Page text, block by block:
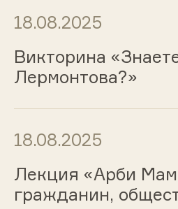
18.08.2025
Викторина
Лермонтова?»
18.08.2025
Лекция «Арби
гражданин,